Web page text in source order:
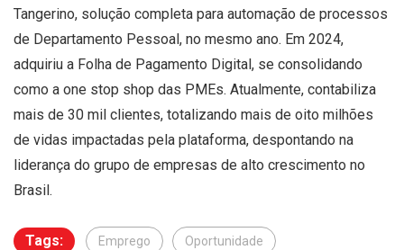
Tangerino, solução completa para automação de processos
de Departamento Pessoal, no mesmo ano. Em 2024,
adquiriu a Folha de Pagamento Digital, se consolidando
como a one stop shop das PMEs. Atualmente, contabiliza
mais de 30 mil clientes, totalizando mais de oito milhões
de vidas impactadas pela plataforma, despontando na
liderança do grupo de empresas de alto crescimento no
Brasil.
Tags: Emprego Oportunidade